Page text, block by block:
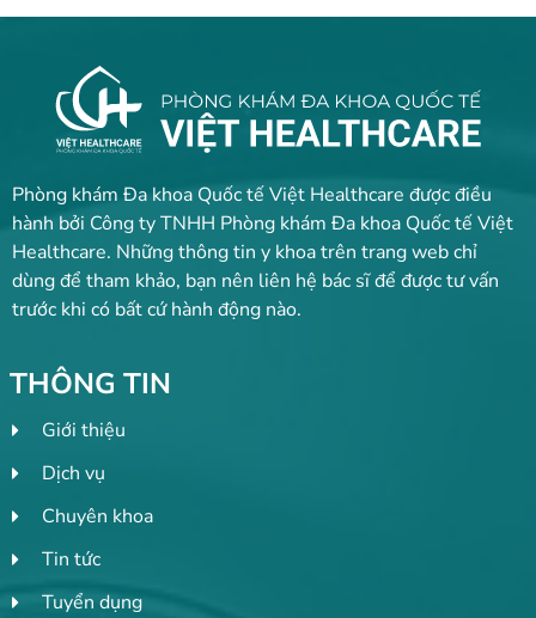
Phòng khám Đa khoa Quốc tế Việt Healthcare được điều
hành bởi Công ty TNHH Phòng khám Đa khoa Quốc tế Việt
Healthcare. Những thông tin y khoa trên trang web chỉ
dùng để tham khảo, bạn nên liên hệ bác sĩ để được tư vấn
trước khi có bất cứ hành động nào.
THÔNG TIN
Giới thiệu
Dịch vụ
Chuyên khoa
Tin tức
Tuyển dụng